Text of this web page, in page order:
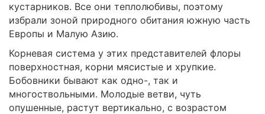
кустарников. Все они теплолюбивы, поэтому
избрали зоной природного обитания южную часть
Европы и Малую Азию.
Корневая система у этих представителей флоры
поверхностная, корни мясистые и хрупкие.
Бобовники бывают как одно-, так и
многоствольными. Молодые ветви, чуть
опушенные, растут вертикально, с возрастом